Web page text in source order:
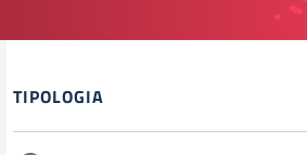
TIPOLOGIA